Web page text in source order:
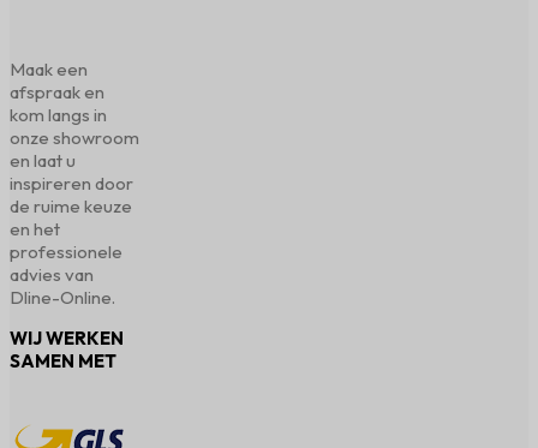
Maak een
afspraak en
kom langs in
onze showroom
en laat u
inspireren door
de ruime keuze
en het
professionele
advies van
Dline-Online.
WIJ WERKEN
SAMEN MET